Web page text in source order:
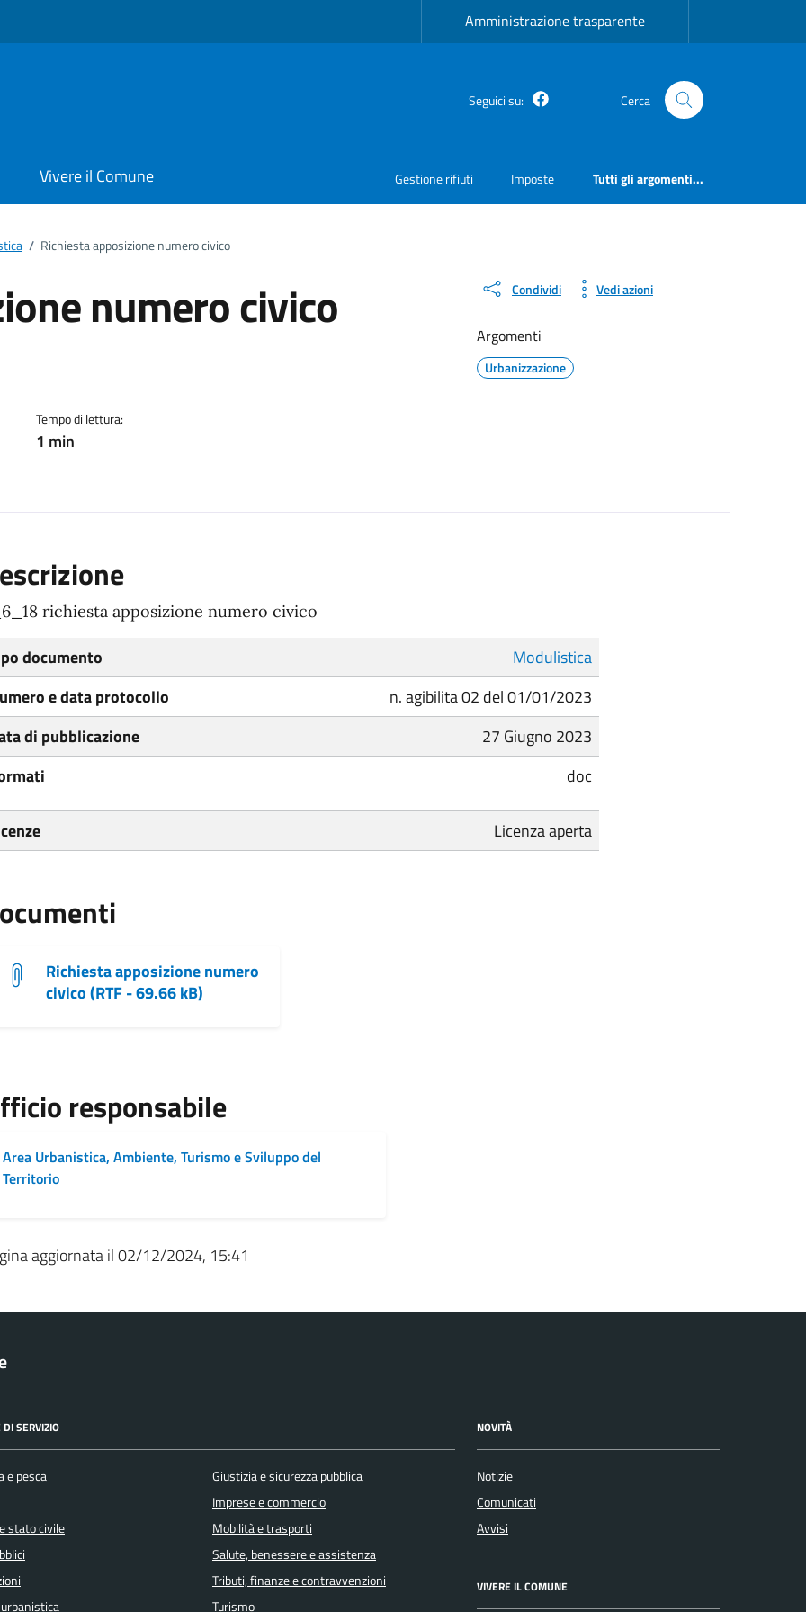
Amministrazione trasparente
Seguici su: Facebook Cerca
Vivere il Comune Gestione rifiuti Imposte Tutti gli argomenti...
/ Richiesta apposizione numero civico
numero civico
Tempo di lettura:
1 min
Condividi Vedi azioni
Argomenti
Urbanizzazione
richiesta apposizione numero civico
documento
Modulistica
e data protocollo
n. agibilita 02 del 01/01/2023
di pubblicazione
27 Giugno 2023
doc
Licenza aperta
Richiesta apposizione numero
civico (RTF - 69.66 kB)
responsabile
Area Urbanistica, Ambiente, Turismo e Sviluppo del
Territorio
aggiornata il 02/12/2024, 15:41
DI SERVIZIO
e pesca
stato civile
Giustizia e sicurezza pubblica
Imprese e commercio
Mobilità e trasporti
Salute, benessere e assistenza
Tributi, finanze e contravvenzioni
Turismo
NOVITÀ
Notizie
Comunicati
Avvisi
VIVERE IL COMUNE